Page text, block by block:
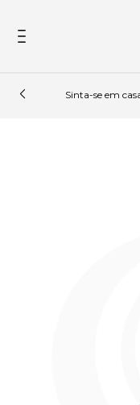
Sinta-se em